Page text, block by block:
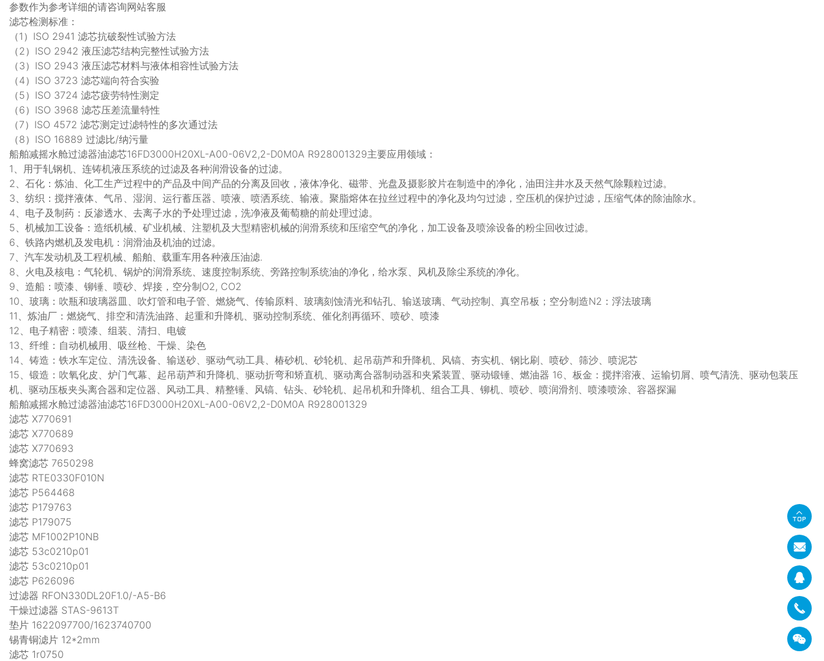
参数作为参考详细的请咨询网站客服
滤芯检测标准：
（1）ISO 2941 滤芯抗破裂性试验方法
（2）ISO 2942 液压滤芯结构完整性试验方法
（3）ISO 2943 液压滤芯材料与液体相容性试验方法
（4）ISO 3723 滤芯端向符合实验
（5）ISO 3724 滤芯疲劳特性测定
（6）ISO 3968 滤芯压差流量特性
（7）ISO 4572 滤芯测定过滤特性的多次通过法
（8）ISO 16889 过滤比/纳污量
船舶减摇水舱过滤器油滤芯16FD3000H20XL-A00-06V2,2-D0M0A R928001329主要应用领域：
1、用于轧钢机、连铸机液压系统的过滤及各种润滑设备的过滤。
2、石化：炼油、化工生产过程中的产品及中间产品的分离及回收，液体净化、磁带、光盘及摄影胶片在制造中的净化，油田注井水及天然气除颗粒过滤。
3、纺织：搅拌液体、气吊、湿润、运行蓄压器、喷液、喷洒系统、输液。聚脂熔体在拉丝过程中的净化及均匀过滤，空压机的保护过滤，压缩气体的除油除水。
4、电子及制药：反渗透水、去离子水的予处理过滤，洗净液及葡萄糖的前处理过滤。
5、机械加工设备：造纸机械、矿业机械、注塑机及大型精密机械的润滑系统和压缩空气的净化，加工设备及喷涂设备的粉尘回收过滤。
6、铁路内燃机及发电机：润滑油及机油的过滤。
7、汽车发动机及工程机械、船舶、载重车用各种液压油滤.
8、火电及核电：气轮机、锅炉的润滑系统、速度控制系统、旁路控制系统油的净化，给水泵、风机及除尘系统的净化。
9、造船：喷漆、铆锤、喷砂、焊接，空分制O2, CO2
10、玻璃：吹瓶和玻璃器皿、吹灯管和电子管、燃烧气、传输原料、玻璃刻蚀清光和钻孔、输送玻璃、气动控制、真空吊板；空分制造N2：浮法玻璃
11、炼油厂：燃烧气、排空和清洗油路、起重和升降机、驱动控制系统、催化剂再循环、喷砂、喷漆
12、电子精密：喷漆、组装、清扫、电镀
13、纤维：自动机械用、吸丝枪、干燥、染色
14、铸造：铁水车定位、清洗设备、输送砂、驱动气动工具、椿砂机、砂轮机、起吊葫芦和升降机、风镐、夯实机、钢比刷、喷砂、筛沙、喷泥芯
15、锻造：吹氧化皮、炉门气幕、起吊葫芦和升降机、驱动折弯和矫直机、驱动离合器制动器和夹紧装置、驱动锻锤、燃油器 16、板金：搅拌溶液、运输切屑、喷气清洗、驱动包装压
机、驱动压板夹头离合器和定位器、风动工具、精整锤、风镐、钻头、砂轮机、起吊机和升降机、组合工具、铆机、喷砂、喷润滑剂、喷漆喷涂、容器探漏
船舶减摇水舱过滤器油滤芯16FD3000H20XL-A00-06V2,2-D0M0A R928001329
滤芯 X770691
滤芯 X770689
滤芯 X770693
蜂窝滤芯 7650298
滤芯 RTE0330F010N
滤芯 P564468
滤芯 P179763
滤芯 P179075
滤芯 MF1002P10NB
滤芯 53c0210p01
滤芯 53c0210p01
滤芯 P626096
过滤器 RFON330DL20F1.0/-A5-B6
干燥过滤器 STAS-9613T
垫片 1622097700/1623740700
锡青铜滤片 12*2mm
滤芯 1r0750